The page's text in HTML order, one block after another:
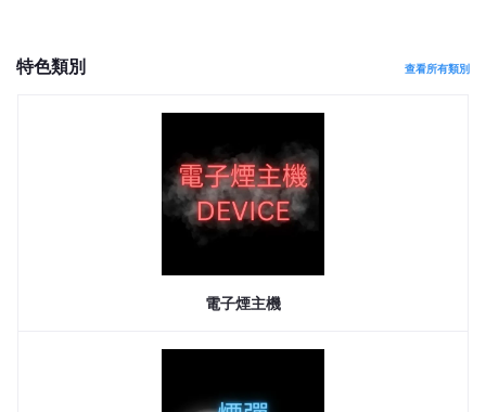
特色類別 查看所有類別
電子煙主機